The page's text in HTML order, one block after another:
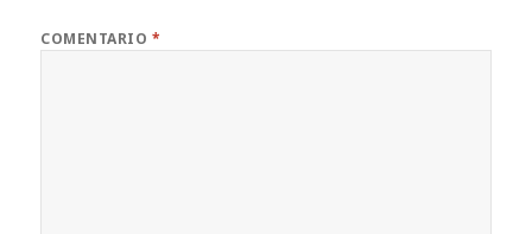
COMENTARIO *